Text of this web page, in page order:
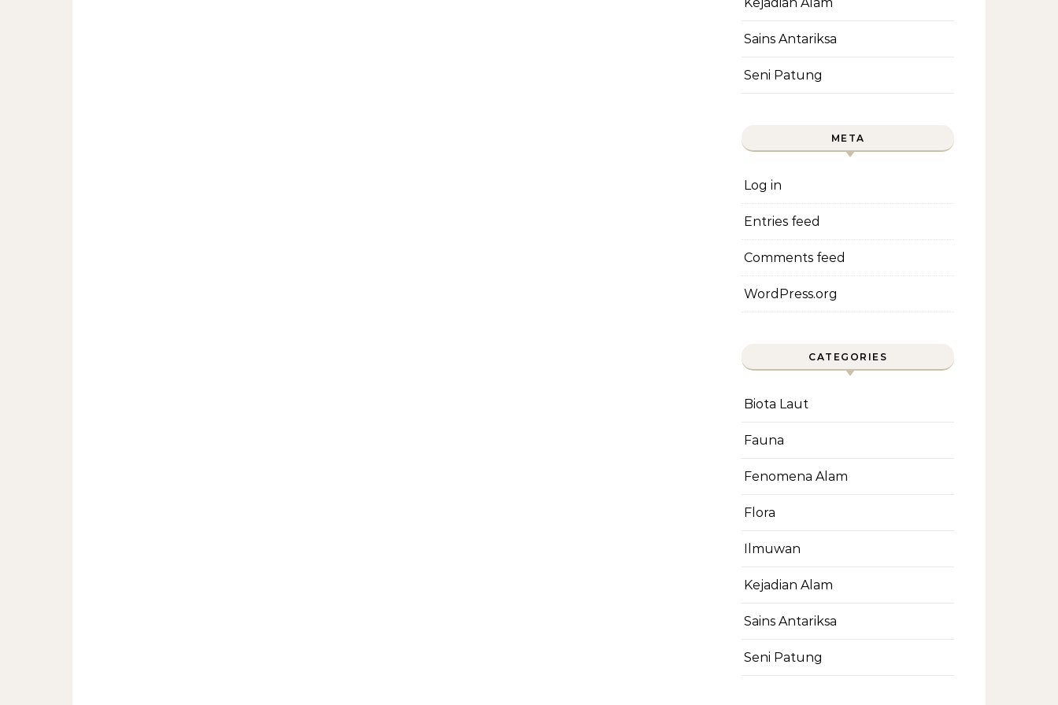
Sains Antariksa
Seni Patung
META
Log in
Entries feed
Comments feed
WordPress.org
CATEGORIES
Biota Laut
Fauna
Fenomena Alam
Flora
Ilmuwan
Kejadian Alam
Sains Antariksa
Seni Patung